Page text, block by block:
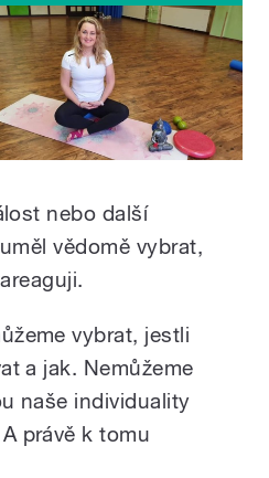
nebo další
vědomě vybrat,
vybrat, jestli
a jak. Nemůžeme
naše individuality
právě k tomu